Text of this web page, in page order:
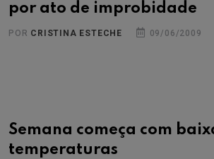
por ato de improbidade
POR CRISTINA ESTECHE 09/06/2009
Semana começa com
temperaturas